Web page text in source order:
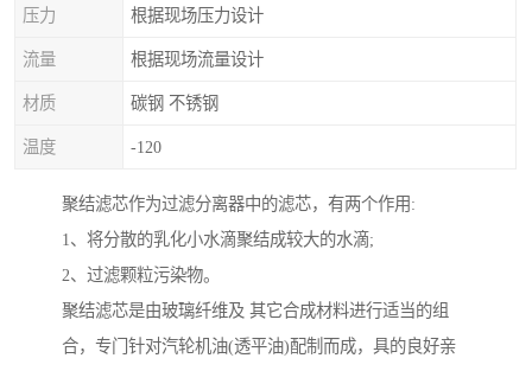
压力 根据现场压力设计
流量 根据现场流量设计
材质 碳钢 不锈钢
温度 -120
聚结滤芯作为过滤分离器中的滤芯，有两个作用:
1、将分散的乳化小水滴聚结成较大的水滴;
2、过滤颗粒污染物。
聚结滤芯是由玻璃纤维及 其它合成材料进行适当的组
合，专门针对汽轮机油(透平油)配制而成，具的良好亲